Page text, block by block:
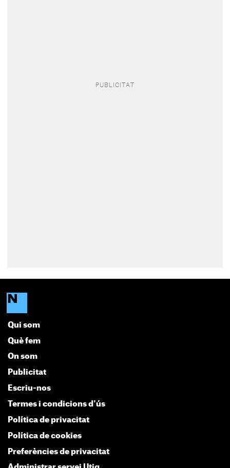
Qui som
Què fem
On som
Publicitat
Escriu-nos
Termes i condicions d'ús
Política de privacitat
Política de cookies
Preferències de privacitat